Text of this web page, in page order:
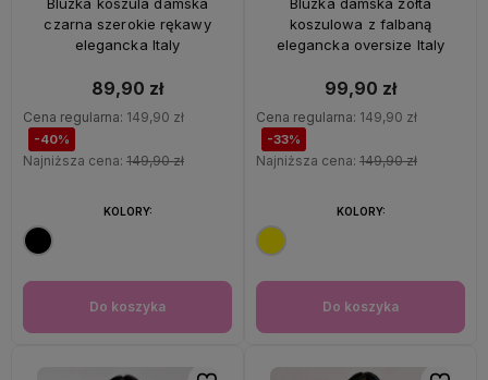
czarna szerokie rękawy
elegancka Italy
89,90 zł
Cena regularna: 149,90 zł
-40%
Najniższa cena: 149,90 zł
Do koszyka
KOLORY:
koszulowa z falbaną
elegancka oversize Italy
99,90 zł
Cena regularna: 149,90 zł
-33%
Najniższa cena: 149,90 zł
Do koszyka
KOLORY: